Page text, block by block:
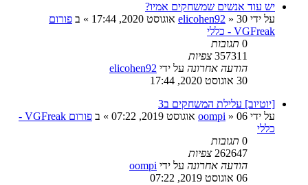
יש עוד אנשים שמשחקים אמיו?
על ידי
elicohen92 » 30 אוגוסט 2020, 17:44 » ב פורום
VGFreak - כללי
0 תגובות
357311 צפיות
הודעה אחרונה על ידי elicohen92
30 אוגוסט 2020, 17:44
[יוטיוב] עלילת המשחקים ב3
על ידי
oompi » 06 אוגוסט 2019, 07:22 » ב
פורום VGFreak -
כללי
0 תגובות
262647 צפיות
הודעה אחרונה על ידי oompi
06 אוגוסט 2019, 07:22